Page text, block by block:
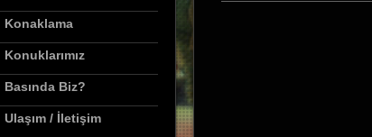
Konaklama
Konuklarımız
Basında Biz?
Ulaşım / İletişim